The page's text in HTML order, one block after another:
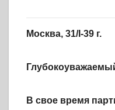
Москва, 31/I-39 г.
В свое время